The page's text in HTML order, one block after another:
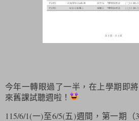
今年一轉眼過了一半，在上學期即
來舊課試聽週啦！
115/6/1(一)至6/5(五)週間，第一期（